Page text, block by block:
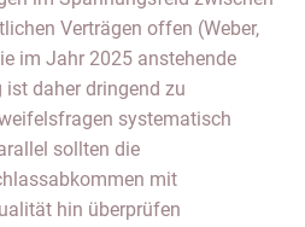
Verträgen offen (Weber,
im Jahr 2025 anstehende
ist daher dringend zu
systematisch
sollten die
mit
hin überprüfen